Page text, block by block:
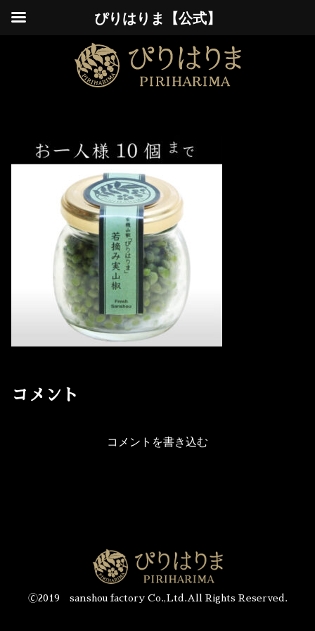
コメント
コメントを書き込む
🄫2019 sanshou factory Co.,Ltd.All Rights Reserved.
ぴりはりま【公式】